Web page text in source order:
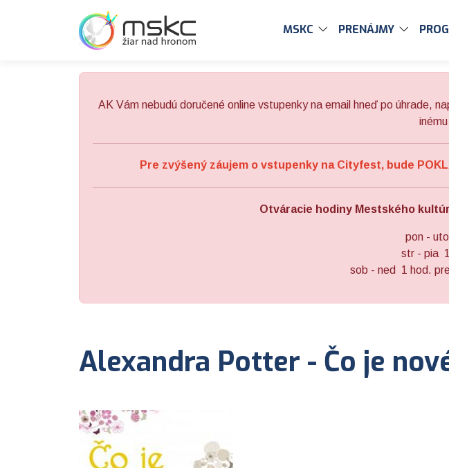
MSKC PRENÁJMY
AK Vám nebudú doručené online vstupenky na email hneď po úhrade,
Pre zvýšený záujem o vstupenky na Cityfest, bude
Otváracie hodiny Mestského
pon -
str - pia
sob - ned 1 hod.
Alexandra Potter - Čo je